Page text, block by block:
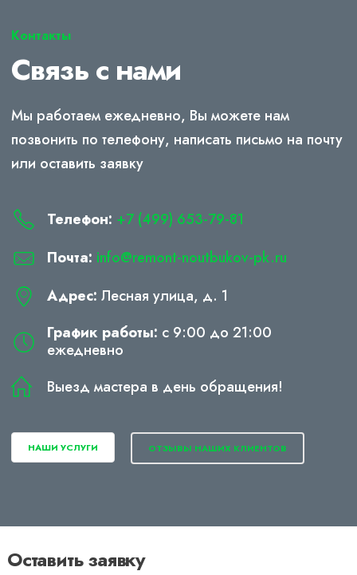
Контакты
Связь с нами
Мы работаем ежедневно, Вы можете нам
позвонить по телефону, написать письмо на почту
или оставить заявку
Телефон: +7 (499) 653-79-81
Почта: info@remont-noutbukov-pk.ru
Адрес: Лесная улица, д. 1
График работы: с 9:00 до 21:00
ежедневно
Выезд мастера в день обращения!
НАШИ УСЛУГИ ОТЗЫВЫ НАШИХ КЛИЕНТОВ
Оставить заявку